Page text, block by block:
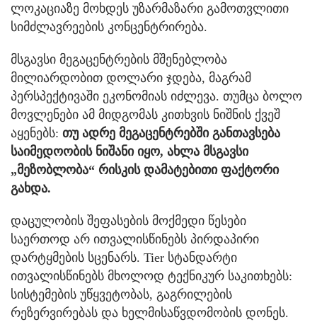
ლოკაციაზე მოხდეს უზარმაზარი გამოთვლითი
სიმძლავრეების კონცენტრირება.
მსგავსი მეგაცენტრების მშენებლობა
მილიარდობით დოლარი ჯდება, მაგრამ
პერსპექტივაში ეკონომიას იძლევა. თუმცა ბოლო
მოვლენები ამ მიდგომას კითხვის ნიშნის ქვეშ
აყენებს: თუ ადრე მეგაცენტრებში განთავსება
საიმედოობის ნიშანი იყო, ახლა მსგავსი
„მეზობლობა“ რისკის დამატებითი ფაქტორი
გახდა.
დაცულობის შეფასების მოქმედი წესები
საერთოდ არ ითვალისწინებს პირდაპირი
დარტყმების სცენარს. Tier სტანდარტი
ითვალისწინებს მხოლოდ ტექნიკურ საკითხებს:
სისტემების უწყვეტობას, გაგრილების
რეზერვირებას და ხელმისაწვდომობის დონეს.